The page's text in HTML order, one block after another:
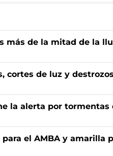
más de la mitad de la
cortes de luz y
la alerta por tormentas
el AMBA y amarilla